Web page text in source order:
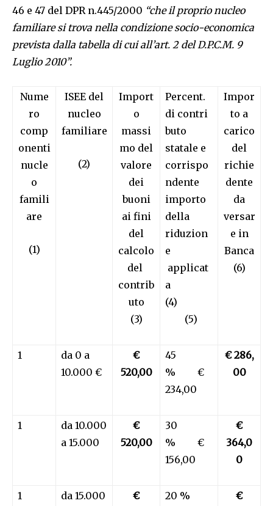
46 e 47 del DPR n.445/2000 “che il proprio nucleo
familiare si trova nella condizione socio-economica
prevista dalla tabella di cui all’art. 2 del D.P.C.M. 9
Luglio 2010”.
Nume
ro
comp
onenti
nucle
o
famili
are
(1)
ISEE del
nucleo
familiare
(2)
Import
o
massi
mo del
valore
dei
buoni
ai fini
del
calcolo
del
contrib
uto
(3)
Percent.
di contri
buto
statale e
corrispo
ndente
importo
della
riduzion
e
applicat
a
(4)
(5)
Impor
to a
carico
del
richie
dente
da
versar
e in
Banca
(6)
1
da 0 a
10.000 €
€
520,00
45
% €
234,00
€ 286,
00
1
da 10.000
a 15.000
€
520,00
30
% €
156,00
€
364,0
0
1
da 15.000
€
20 %
€